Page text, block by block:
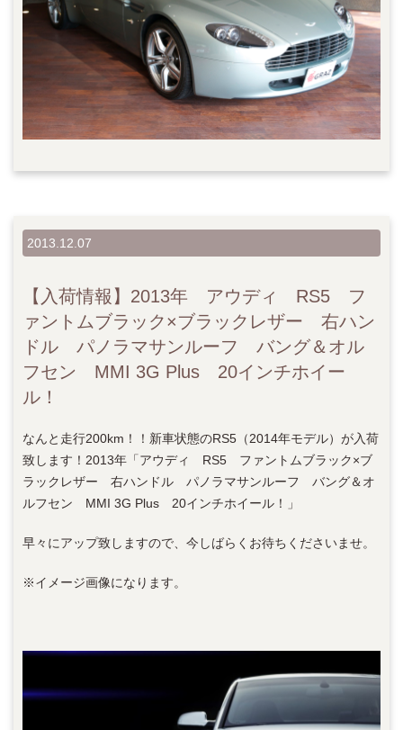
2013.12.07
【入荷情報】2013年 アウディ RS5 フ
ァントムブラック×ブラックレザー 右ハン
ドル パノラマサンルーフ バング＆オル
フセン MMI 3G Plus 20インチホイー
ル！
なんと走行200km！！新車状態のRS5（2014年モデル）が入荷
致します！2013年「アウディ RS5 ファントムブラック×ブ
ラックレザー 右ハンドル パノラマサンルーフ バング＆オ
ルフセン MMI 3G Plus 20インチホイール！」
早々にアップ致しますので、今しばらくお待ちくださいませ。
※イメージ画像になります。